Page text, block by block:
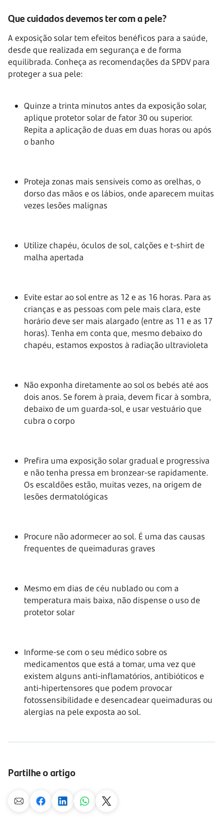
Que cuidados devemos ter com a pele?
A exposição solar tem efeitos benéficos para a saúde,
desde que realizada em segurança e de forma
equilibrada. Conheça as recomendações da SPDV para
proteger a sua pele:
Quinze a trinta minutos antes da exposição solar,
aplique protetor solar de fator 30 ou superior.
Repita a aplicação de duas em duas horas ou após
o banho
Proteja zonas mais sensíveis como as orelhas, o
dorso das mãos e os lábios, onde aparecem muitas
vezes lesões malignas
Utilize chapéu, óculos de sol, calções e t-shirt de
malha apertada
Evite estar ao sol entre as 12 e as 16 horas. Para as
crianças e as pessoas com pele mais clara, este
horário deve ser mais alargado (entre as 11 e as 17
horas). Tenha em conta que, mesmo debaixo do
chapéu, estamos expostos à radiação ultravioleta
Não exponha diretamente ao sol os bebés até aos
dois anos. Se forem à praia, devem ficar à sombra,
debaixo de um guarda-sol, e usar vestuário que
cubra o corpo
Prefira uma exposição solar gradual e progressiva
e não tenha pressa em bronzear-se rapidamente.
Os escaldões estão, muitas vezes, na origem de
lesões dermatológicas
Procure não adormecer ao sol. É uma das causas
frequentes de queimaduras graves
Mesmo em dias de céu nublado ou com a
temperatura mais baixa, não dispense o uso de
protetor solar
Informe-se com o seu médico sobre os
medicamentos que está a tomar, uma vez que
existem alguns anti-inflamatórios, antibióticos e
anti-hipertensores que podem provocar
fotossensibilidade e desencadear queimaduras ou
alergias na pele exposta ao sol.
Partilhe o artigo